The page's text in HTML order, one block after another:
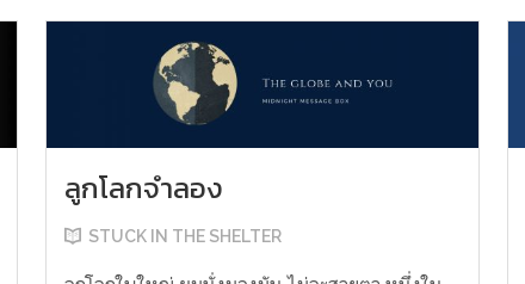
ลูกโลกจำลอง
STUCK IN THE SHELTER